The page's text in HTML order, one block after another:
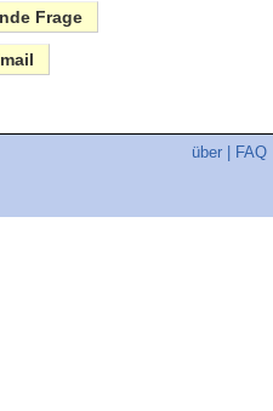
Frage
über FAQ